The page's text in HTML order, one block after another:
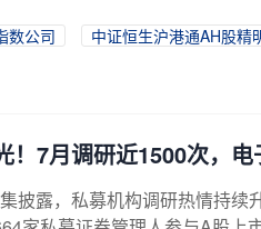
数公司
中证恒生沪港通AH股精
！7月调研近1500次，电
披露，私募机构调研热情持续